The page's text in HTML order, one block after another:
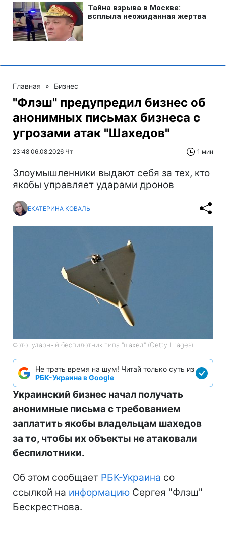
Главная » Бизнес
"Флэш" предупредил бизнес об
анонимных письмах бизнеса с
угрозами атак "Шахедов"
23:48 06.08.2026 Чт 1 мин
Злоумышленники выдают себя за тех, кто
якобы управляет ударами дронов
ЕКАТЕРИНА КОВАЛЬ
Фото: ударный беспилотник типа "шахед" (Getty Images)
Не трать время на шум! Читай только суть из
РБК-Украина в Google
Украинский бизнес начал получать
анонимные письма с требованием
заплатить якобы владельцам шахедов
за то, чтобы их объекты не атаковали
беспилотники.
Об этом сообщает РБК-Украина со
ссылкой на информацию Сергея "Флэш"
Бескрестнова.